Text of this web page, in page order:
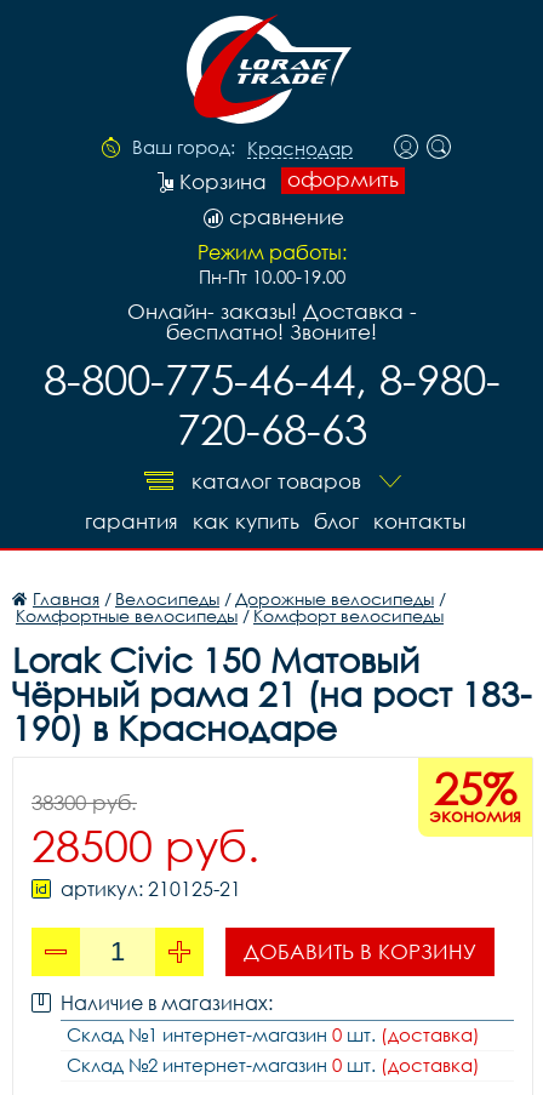
Ваш город: Краснодар
оформить
Корзина
сравнение
Режим работы:
Пн-Пт 10.00-19.00
Онлайн- заказы! Доставка -
бесплатно! Звоните!
8-800-775-46-44, 8-980-
720-68-63
каталог товаров
контакты
блог
как купить
гарантия
Главная / Велосипеды / Дорожные велосипеды /
Комфортные велосипеды / Комфорт велосипеды
Lorak Civic 150 Матовый
Чёрный рама 21 (на рост 183-
190) в Краснодаре
25%
экономия
38300 руб.
28500 руб.
артикул: 210125-21
ДОБАВИТЬ В КОРЗИНУ
Наличие в магазинах:
Склад №1 интернет-магазин 0 шт. (доставка)
Склад №2 интернет-магазин 0 шт. (доставка)